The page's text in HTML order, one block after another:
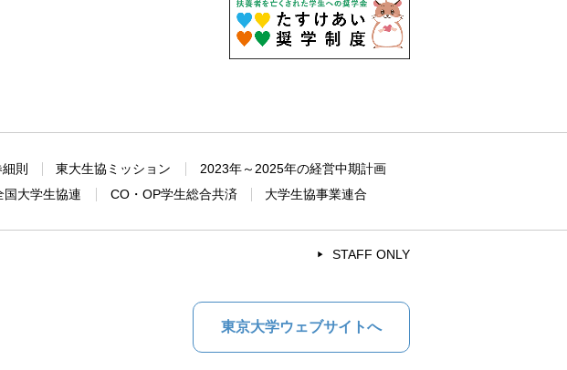
則 東大生協ミッション
2023年～2025年の経営中期計画
国大学生協連 CO・OP学生総合共済 大学生協事業連合
STAFF ONLY
東京大学ウェブサイトへ